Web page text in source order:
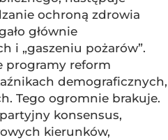
ochroną zdrowia
głównie
i „gaszeniu pożarów”.
programy reform
demograficznych,
Tego ogromnie brakuje.
konsensus,
kierunków,